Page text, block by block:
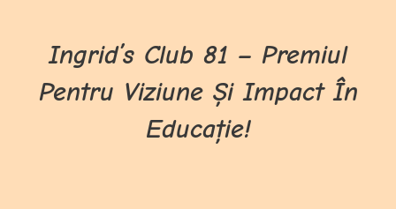
Ingrid’s Club 81 – Premiul
Pentru Viziune Și Impact În
Educație!